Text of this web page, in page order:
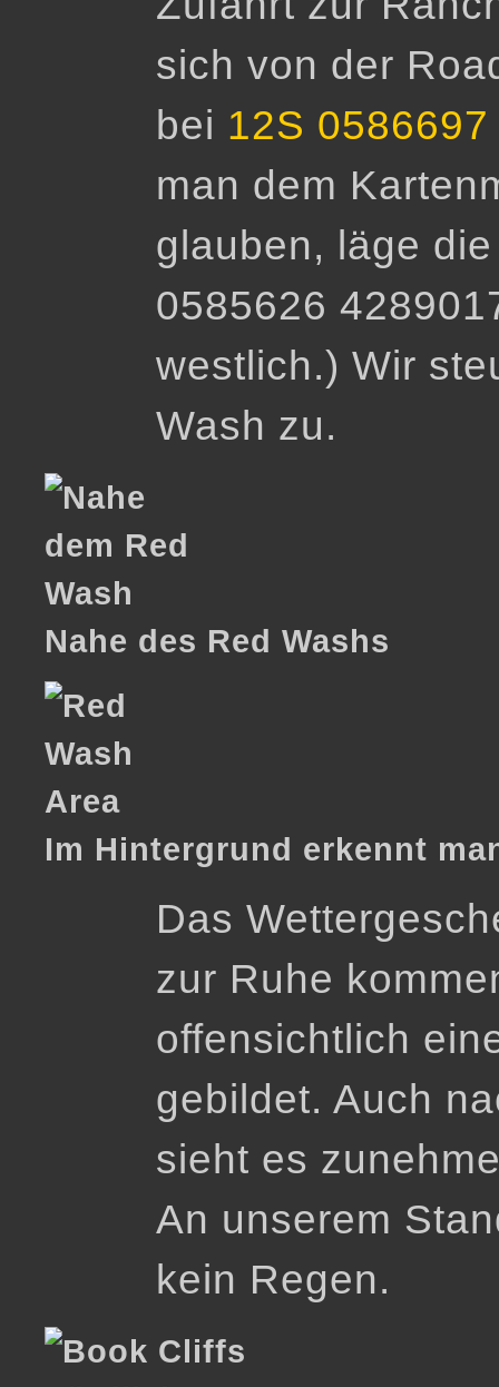
sich von der
bei 12S
man dem
glauben, läge
0585626
westlich.) Wir
Wash zu.
Nahe des Red Washs
Im Hintergrund erkennt
Das
zur Ruhe
offensichtlich
gebildet. Auch
sieht es
An unserem
kein Regen.